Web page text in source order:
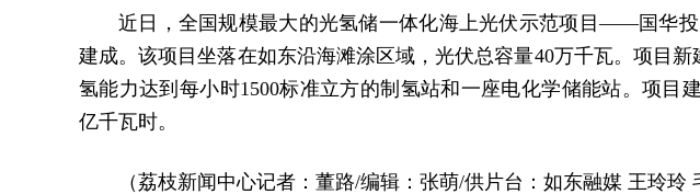
近日，全国规模最大的光氢储一体化海上光伏示范项目——国华
建成。该项目坐落在如东沿海滩涂区域，光伏总容量40万千瓦。项目新
氢能力达到每小时1500标准立方的制氢站和一座电化学储能站。项目
亿千瓦时。
（荔枝新闻中心记者：董路/编辑：张萌/供片台：如东融媒 王玲玲